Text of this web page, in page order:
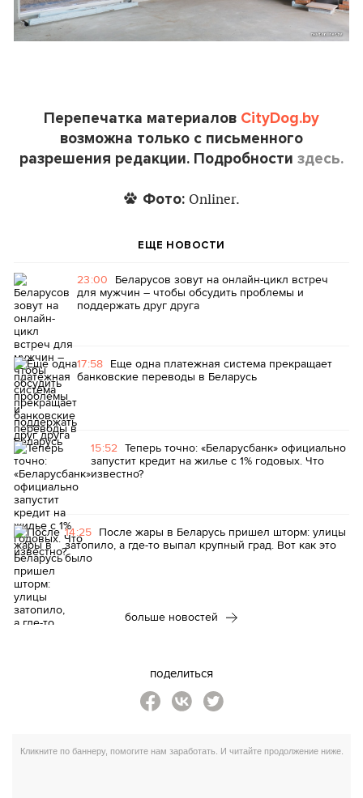
Перепечатка материалов CityDog.by
возможна только с письменного
разрешения редакции. Подробности здесь.
Фото: Onliner.
ЕЩЕ НОВОСТИ
23:00 Беларусов зовут на онлайн-цикл встреч
для мужчин – чтобы обсудить проблемы и
поддержать друг друга
17:58 Еще одна платежная система прекращает
банковские переводы в Беларусь
15:52 Теперь точно: «Беларусбанк» официально
запустит кредит на жилье с 1% годовых. Что
известно?
14:25 После жары в Беларусь пришел шторм: улицы
затопило, а где-то выпал крупный град. Вот как это
было
больше новостей
поделиться